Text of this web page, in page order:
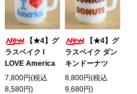
【★4】グ
ラスベイク I
LOVE America
7,800円(税込
8,580円)
【★4】グ
ラスベイク ダン
キンドーナツ
8,800円(税込
9,680円)